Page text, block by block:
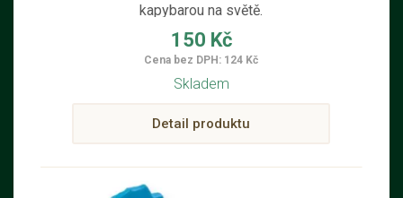
kapybarou na světě.
150 Kč
Cena bez DPH: 124 Kč
Skladem
Detail produktu